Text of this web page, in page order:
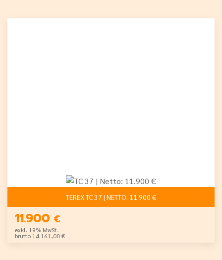
TEREX TC 37 | NETTO: 11.900 €
11.900 €
exkl. 19% MwSt.
brutto 14.161,00 €